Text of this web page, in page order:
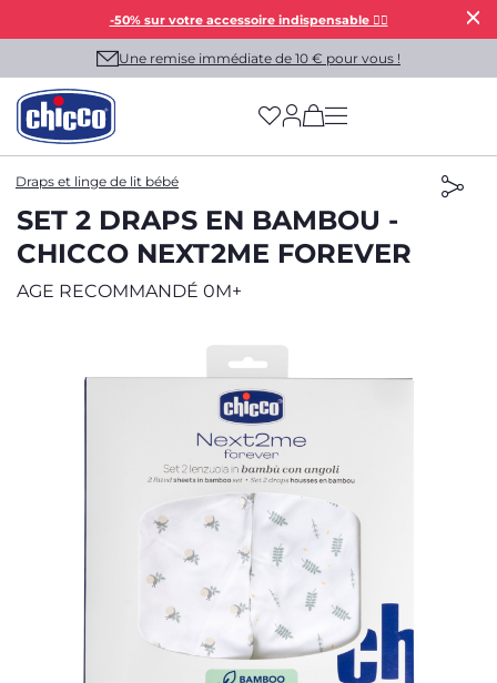
-50% sur votre accessoire indispensable 👯‍♀️
Une remise immédiate de 10 € pour vous !
(has more options
Draps et linge de lit bébé
SET 2 DRAPS EN BAMBOU -
CHICCO NEXT2ME FOREVER
AGE RECOMMANDÉ 0M+